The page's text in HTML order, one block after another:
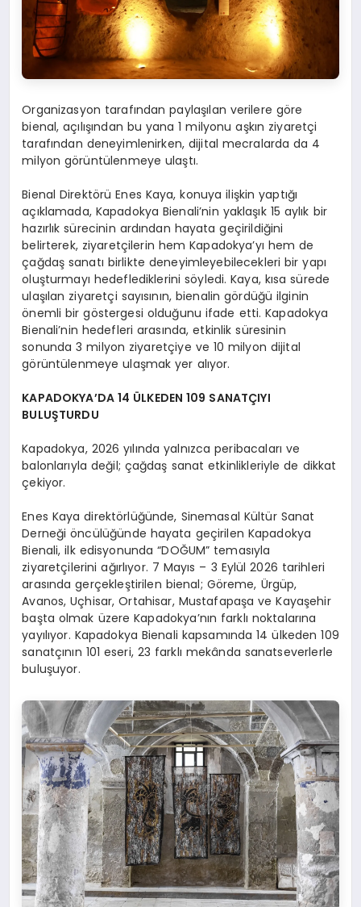
Organizasyon tarafından paylaşılan verilere göre
bienal, açılışından bu yana 1 milyonu aşkın ziyaretçi
tarafından deneyimlenirken, dijital mecralarda da 4
milyon görüntülenmeye ulaştı.
Bienal Direktörü Enes Kaya, konuya ilişkin yaptığı
açıklamada, Kapadokya Bienali’nin yaklaşık 15 aylık bir
hazırlık sürecinin ardından hayata geçirildiğini
belirterek, ziyaretçilerin hem Kapadokya’yı hem de
çağdaş sanatı birlikte deneyimleyebilecekleri bir yapı
oluşturmayı hedeflediklerini söyledi. Kaya, kısa sürede
ulaşılan ziyaretçi sayısının, bienalin gördüğü ilginin
önemli bir göstergesi olduğunu ifade etti. Kapadokya
Bienali’nin hedefleri arasında, etkinlik süresinin
sonunda 3 milyon ziyaretçiye ve 10 milyon dijital
görüntülenmeye ulaşmak yer alıyor.
KAPADOKYA’DA 14 ÜLKEDEN 109 SANATÇIYI
BULUŞTURDU
Kapadokya, 2026 yılında yalnızca peribacaları ve
balonlarıyla değil; çağdaş sanat etkinlikleriyle de dikkat
çekiyor.
Enes Kaya direktörlüğünde, Sinemasal Kültür Sanat
Derneği öncülüğünde hayata geçirilen Kapadokya
Bienali, ilk edisyonunda “DOĞUM” temasıyla
ziyaretçilerini ağırlıyor. 7 Mayıs – 3 Eylül 2026 tarihleri
arasında gerçekleştirilen bienal; Göreme, Ürgüp,
Avanos, Uçhisar, Ortahisar, Mustafapaşa ve Kayaşehir
başta olmak üzere Kapadokya’nın farklı noktalarına
yayılıyor. Kapadokya Bienali kapsamında 14 ülkeden 109
sanatçının 101 eseri, 23 farklı mekânda sanatseverlerle
buluşuyor.